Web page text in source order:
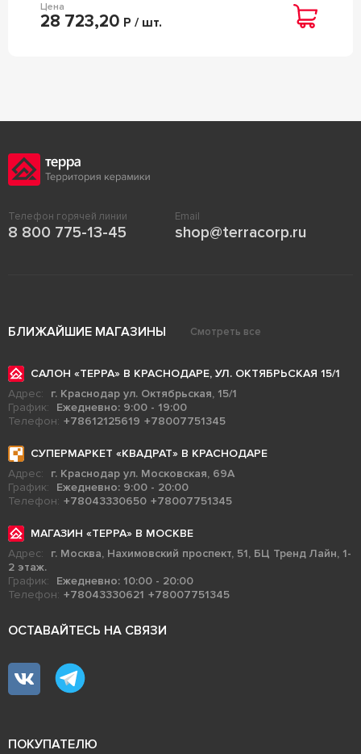
Цена
28 723,20 Р / шт.
Телефон горячей линии
8 800 775-13-45
Email
shop@terracorp.ru
БЛИЖАЙШИЕ МАГАЗИНЫ Смотреть все
САЛОН «ТЕРРА» В КРАСНОДАРЕ, УЛ. ОКТЯБРЬСКАЯ 15/1
Адрес:
г. Краснодар ул. Октябрьская, 15/1
График:
Ежедневно: 9:00 - 19:00
Телефон: +78612125619 +78007751345
СУПЕРМАРКЕТ «КВАДРАТ» В КРАСНОДАРЕ
Адрес:
г. Краснодар ул. Московская, 69А
График:
Ежедневно: 9:00 - 20:00
Телефон: +78043330650 +78007751345
МАГАЗИН «ТЕРРА» В МОСКВЕ
Адрес:
г. Москва, Нахимовский проспект, 51, БЦ Тренд Лайн, 1-
2 этаж.
График:
Ежедневно: 10:00 - 20:00
Телефон: +78043330621 +78007751345
ОСТАВАЙТЕСЬ НА СВЯЗИ
ПОКУПАТЕЛЮ